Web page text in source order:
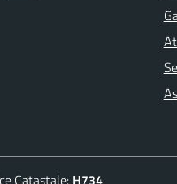
Catastale: H734